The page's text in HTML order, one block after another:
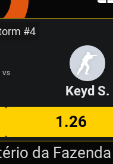
#4
VS
Keyd S.
1.26
da